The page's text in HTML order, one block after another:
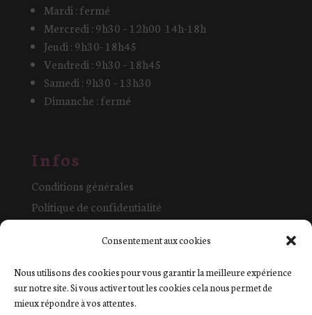
Consentement aux cookies
Nous utilisons des cookies pour vous garantir la meilleure expérience
sur notre site. Si vous activer tout les cookies cela nous permet de
mieux répondre à vos attentes.
Mardi : fermé
Mercredi : 9h30 – 12h00 14h-18h
Jeudi : 9h30- 18h45
Vendredi : 9h30 – 18h45
Samedi : 9h30 – 13h30
Dimanche : fermé
Infos
Conditions générales
Politique de confidentialité
Contact